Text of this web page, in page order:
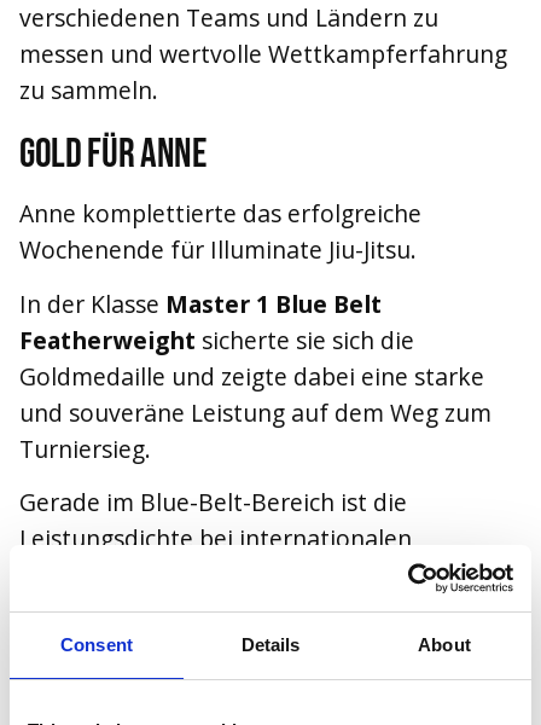
Consent Details About
verschiedenen Teams und Ländern zu
messen und wertvolle Wettkampferfahrung
zu sammeln.
Gold für Anne
Anne komplettierte das erfolgreiche
Wochenende für Illuminate Jiu-Jitsu.
In der Klasse Master 1 Blue Belt
Featherweight sicherte sie sich die
Goldmedaille und zeigte dabei eine starke
und souveräne Leistung auf dem Weg zum
Turniersieg.
Gerade im Blue-Belt-Bereich ist die
Leistungsdichte bei internationalen
Turnieren oft sehr hoch, weshalb dieser
Erfolg besonders erfreulich ist.
Mehr als Medaillen